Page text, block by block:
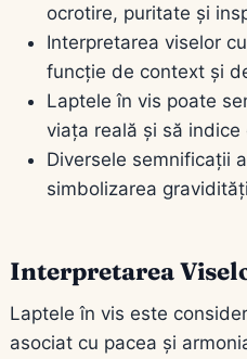
ocrotire, puritate și
Interpretarea viselor
funcție de context și
Laptele în vis poate
viața reală și să
Diversele semnificații
simbolizarea
Interpretarea
Laptele în vis este
asociat cu pacea și